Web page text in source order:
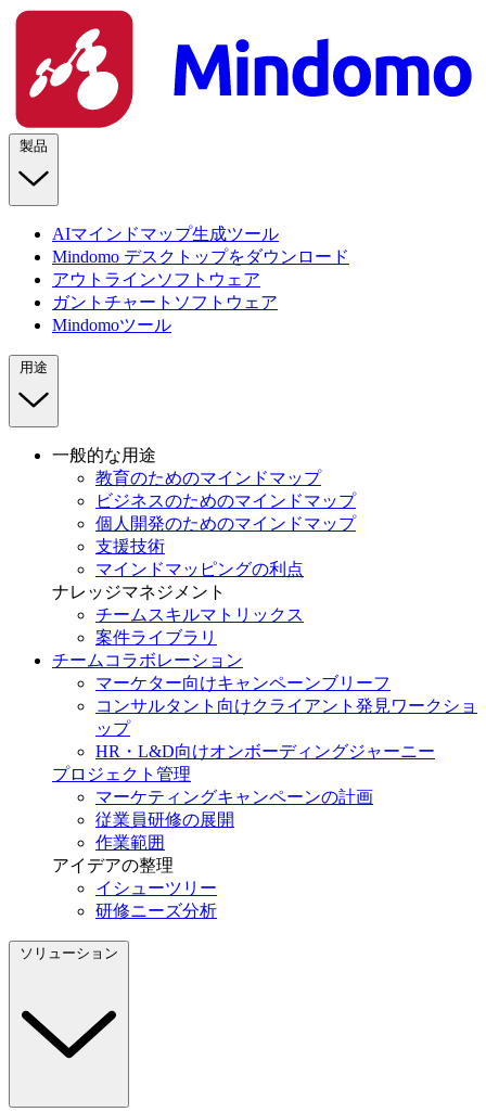
製品
AIマインドマップ生成ツール
Mindomo デスクトップをダウンロード
アウトラインソフトウェア
ガントチャートソフトウェア
Mindomoツール
用途
一般的な用途
教育のためのマインドマップ
ビジネスのためのマインドマップ
個人開発のためのマインドマップ
支援技術
マインドマッピングの利点
ナレッジマネジメント
チームスキルマトリックス
案件ライブラリ
チームコラボレーション
マーケター向けキャンペーンブリーフ
コンサルタント向けクライアント発見ワークショ
ップ
HR・L&D向けオンボーディングジャーニー
プロジェクト管理
マーケティングキャンペーンの計画
従業員研修の展開
作業範囲
アイデアの整理
イシューツリー
研修ニーズ分析
ソリューション